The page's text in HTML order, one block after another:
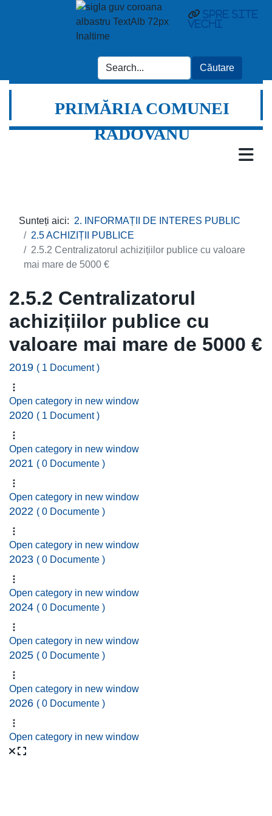
Spre site
vechi
PRIMĂRIA COMUNEI
RADOVANU
Sunteți aici: 2. INFORMAȚII DE INTERES PUBLIC
2.5 ACHIZIȚII PUBLICE
2.5.2 Centralizatorul achizițiilor publice cu valoare
mai mare de 5000 €
2.5.2 Centralizatorul
achizițiilor publice cu
valoare mai mare de 5000 €
2019 ( 1 Document )
Open category in new window
2020 ( 1 Document )
Open category in new window
2021 ( 0 Documente )
Open category in new window
2022 ( 0 Documente )
Open category in new window
2023 ( 0 Documente )
Open category in new window
2024 ( 0 Documente )
Open category in new window
2025 ( 0 Documente )
Open category in new window
2026 ( 0 Documente )
Open category in new window